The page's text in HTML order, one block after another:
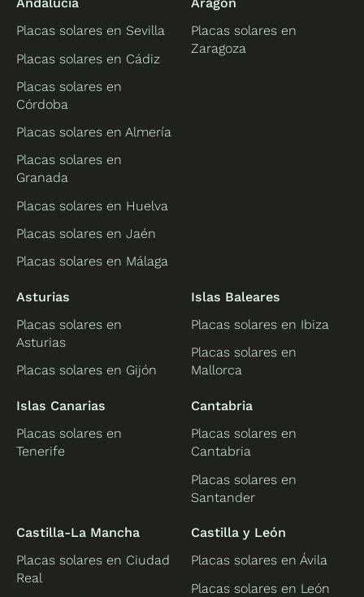
Placas solares en Sevilla
Placas solares en Cádiz
Placas solares en
Córdoba
Placas solares en Almería
Placas solares en
Granada
Placas solares en Huelva
Placas solares en Jaén
Placas solares en Málaga
Placas solares en
Zaragoza
Asturias
Placas solares en
Asturias
Placas solares en Gijón
Islas Baleares
Placas solares en Ibiza
Placas solares en
Mallorca
Islas Canarias
Placas solares en
Tenerife
Cantabria
Placas solares en
Cantabria
Placas solares en
Santander
Castilla-La Mancha
Placas solares en Ciudad
Real
Castilla y León
Placas solares en Ávila
Placas solares en León